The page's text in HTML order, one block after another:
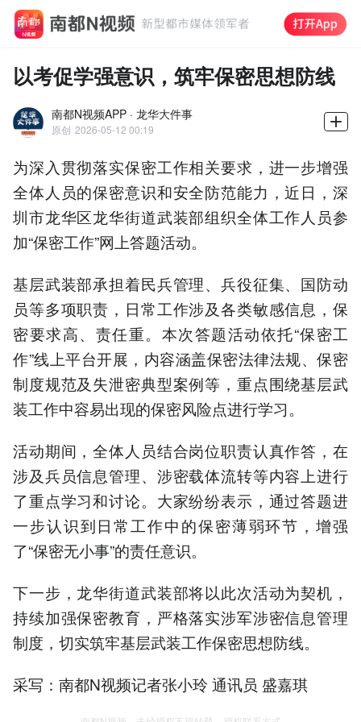
以考促学强意识，筑牢保密思想防线
南都N视频APP · 龙华大件事
原创 2026-05-12 00:19
为深入贯彻落实保密工作相关要求，进一步增强
全体人员的保密意识和安全防范能力，近日，深
圳市龙华区龙华街道武装部组织全体工作人员参
加“保密工作”网上答题活动。
基层武装部承担着民兵管理、兵役征集、国防动
员等多项职责，日常工作涉及各类敏感信息，保
密要求高、责任重。本次答题活动依托“保密工
作”线上平台开展，内容涵盖保密法律法规、保密
制度规范及失泄密典型案例等，重点围绕基层武
装工作中容易出现的保密风险点进行学习。
活动期间，全体人员结合岗位职责认真作答，在
涉及兵员信息管理、涉密载体流转等内容上进行
了重点学习和讨论。大家纷纷表示，通过答题进
一步认识到日常工作中的保密薄弱环节，增强
了“保密无小事”的责任意识。
下一步，龙华街道武装部将以此次活动为契机，
持续加强保密教育，严格落实涉军涉密信息管理
制度，切实筑牢基层武装工作保密思想防线。
采写：南都N视频记者张小玲 通讯员 盛嘉琪